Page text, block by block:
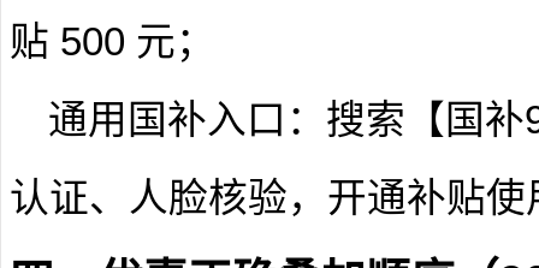
贴 500 元；
通用国补入口 ：搜索【国
认证、人脸核验，开通补贴使